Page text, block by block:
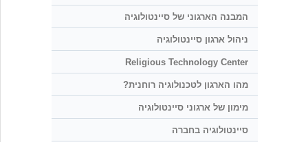
המבנה הארגוני של סיינטולוגיה
ניהול ארגון סיינטולוגיה
Religious Technology Center
מהו הארגון לטכנולוגיה רוחנית?
מימון של ארגוני סיינטולוגיה
סיינטולוגיה בחברה